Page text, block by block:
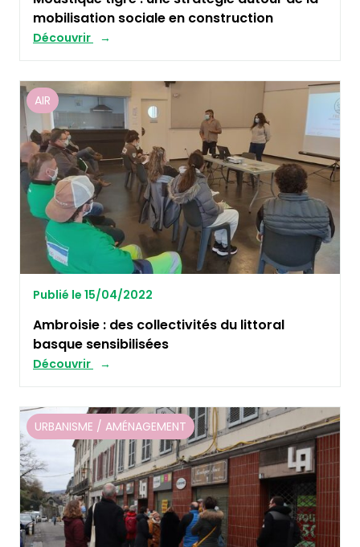
mobilisation sociale en construction
Découvrir
AIR
Publié le 15/04/2022
Ambroisie : des collectivités du littoral
basque sensibilisées
Découvrir
URBANISME / AMÉNAGEMENT